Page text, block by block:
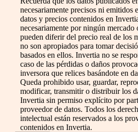
necesariamente precisos ni emitidos
datos y precios contenidos en
necesariamente por ningún mercado
pueden diferir del precio real de los
no son apropiados para tomar
basados en ellos. Invertia no se
caso de las pérdidas o daños
inversora que relices basándote en
Queda prohibido usar, guardar,
modificar, transmitir o distribuir los
Invertia sin permiso explícito por
proveedor de datos. Todos los
intelectual están reservados a los
contenidos en Invertia.